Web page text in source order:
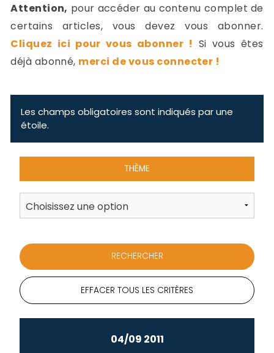
Attention, pour accéder au contenu complet de
certains articles, vous devez vous abonner.
Cliquez ici pour vous abonner ! Si vous êtes
déjà abonné, merci de vous connecter !
Les champs obligatoires sont indiqués par une
étoile.
THÈME
EFFACER TOUS LES CRITÈRES
04/09 2011